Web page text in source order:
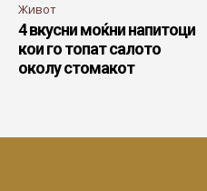
Живот
4 вкусни моќни напитоци
кои го топат салото
околу стомакот